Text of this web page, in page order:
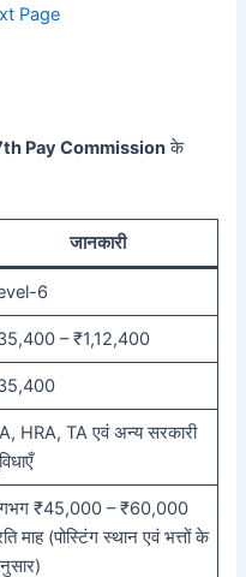
Page
Pay Commissionके
जानकारी
6
– ₹1,12,400
HRA, TA एवं अन्य सरकारी
₹45,000 – ₹60,000
माह (पोस्टिंग स्थान एवं भत्तों के